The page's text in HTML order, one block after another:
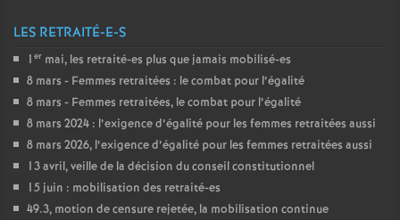
LES RETRAITÉ-E-S
1 er mai, les retraité-es plus que jamais mobilisé-es
8 mars - Femmes retraitées : le combat pour l’égalité
8 mars - Femmes retraitées, le combat pour l’égalité
8 mars 2024 : l’exigence d’égalité pour les femmes retraitées aussi
8 mars 2026, l’exigence d’égalité pour les femmes retraitées aussi
13 avril, veille de la décision du conseil constitutionnel
15 juin : mobilisation des retraité-es
49.3, motion de censure rejetée, la mobilisation continue